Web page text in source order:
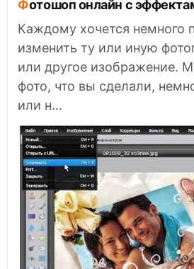
Фотошоп онлайн с
Каждому хочется немного
изменить ту или иную
или другое изображение.
фото, что вы сделали,
или н...